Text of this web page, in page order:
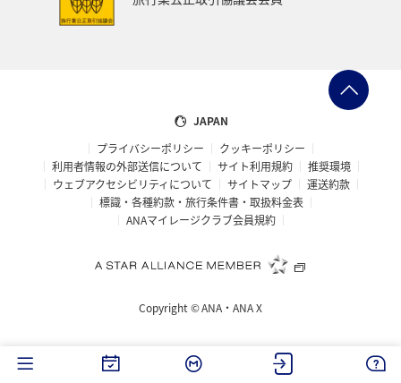
JAPAN
プライバシーポリシー
クッキーポリシー
利用者情報の外部送信について
サイト利用規約
推奨環境
ウェブアクセシビリティについて
サイトマップ
運送約款
標識・各種約款・旅行条件書・取扱料金表
ANAマイレージクラブ会員規約
Copyright ©ANA・ANA X